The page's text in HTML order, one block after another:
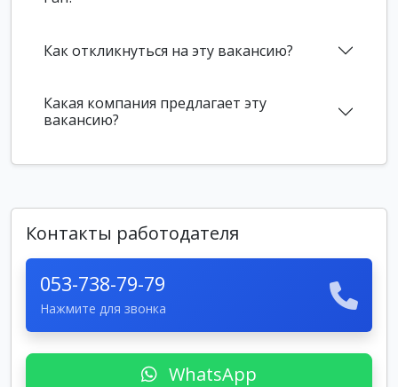
Как откликнуться на эту вакансию?
Какая компания предлагает эту
вакансию?
Контакты работодателя
053-738-79-79
Нажмите для звонка
WhatsApp